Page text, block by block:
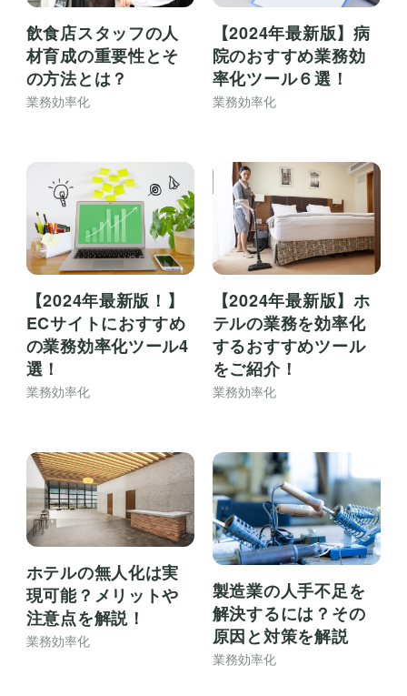
飲食店スタッフの人
材育成の重要性とそ
の方法とは？
業務効率化
【2024年最新版】病
院のおすすめ業務効
率化ツール６選！
業務効率化
【2024年最新版！】
ECサイトにおすすめ
の業務効率化ツール4
選！
業務効率化
【2024年最新版】ホ
テルの業務を効率化
するおすすめツール
をご紹介！
業務効率化
ホテルの無人化は実
現可能？メリットや
注意点を解説！
業務効率化
製造業の人手不足を
解決するには？その
原因と対策を解説
業務効率化